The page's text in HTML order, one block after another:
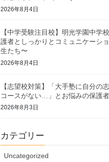
2026年8月4日
【中学受験注目校】明光学園中学
護者としっかりとコミュニケーシ
生たち〜
2026年8月4日
【志望校対策】「大手塾に自分の
コースがない…」とお悩みの保護
2026年8月3日
カテゴリー
Uncategorized